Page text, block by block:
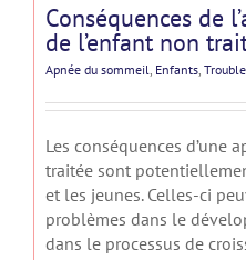
Conséquences de
de l’enfant non
Apnée du sommeil Enfants
Les conséquences d’une
traitée sont
et les jeunes. Celles-ci
problèmes dans le
dans le processus de